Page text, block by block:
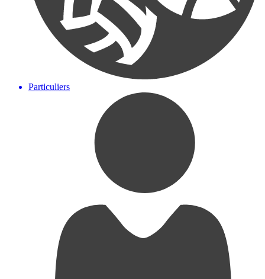
Particuliers